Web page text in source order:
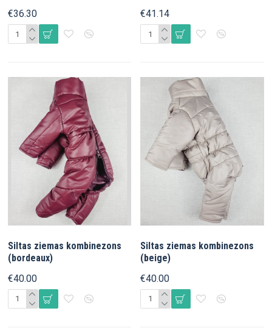
€36.30
€41.14
Siltas ziemas kombinezons
(bordeaux)
€40.00
Siltas ziemas kombinezons
(beige)
€40.00